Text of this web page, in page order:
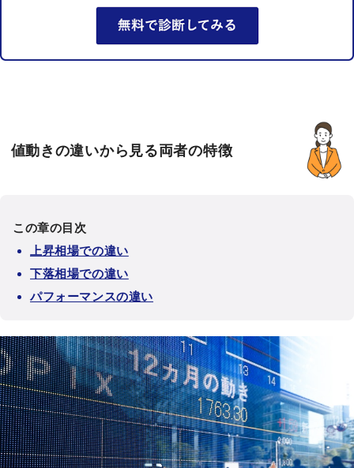
値動きの違いから見る両者の特徴
この章の目次
上昇相場での違い
下落相場での違い
パフォーマンスの違い